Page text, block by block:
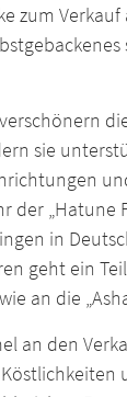
zum
sie
der „Hatune
in
geht ein
an die
an den